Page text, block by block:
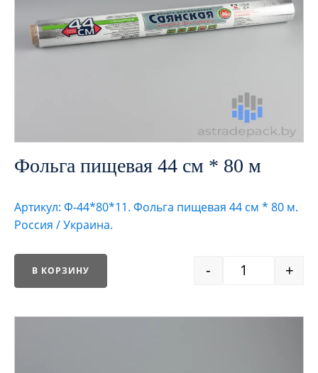
Фольга пищевая 44 см * 80 м
Артикул: Ф-44*80*11. Фольга пищевая 44 см * 80 м.
Россия / Украина.
- +
В КОРЗИНУ